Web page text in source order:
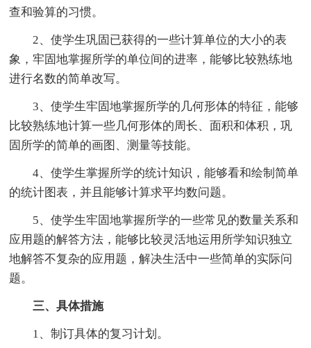
查和验算的习惯。
2、使学生巩固已获得的一些计算单位的大小的表
象，牢固地掌握所学的单位间的进率，能够比较熟练地
进行名数的简单改写。
3、使学生牢固地掌握所学的几何形体的特征，能够
比较熟练地计算一些几何形体的周长、面积和体积，巩
固所学的简单的画图、测量等技能。
4、使学生掌握所学的统计知识，能够看和绘制简单
的统计图表，并且能够计算求平均数问题。
5、使学生牢固地掌握所学的一些常见的数量关系和
应用题的解答方法，能够比较灵活地运用所学知识独立
地解答不复杂的应用题，解决生活中一些简单的实际问
题。
三、具体措施
1、制订具体的复习计划。